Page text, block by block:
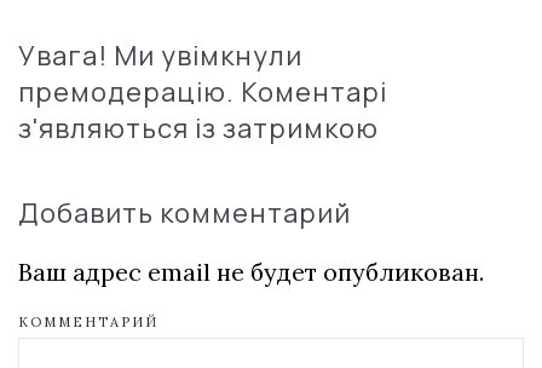
Увага! Ми увімкнули
премодерацію. Коментарі
з'являються із затримкою
Добавить комментарий
Ваш адрес email не будет опубликован.
КОММЕНТАРИЙ